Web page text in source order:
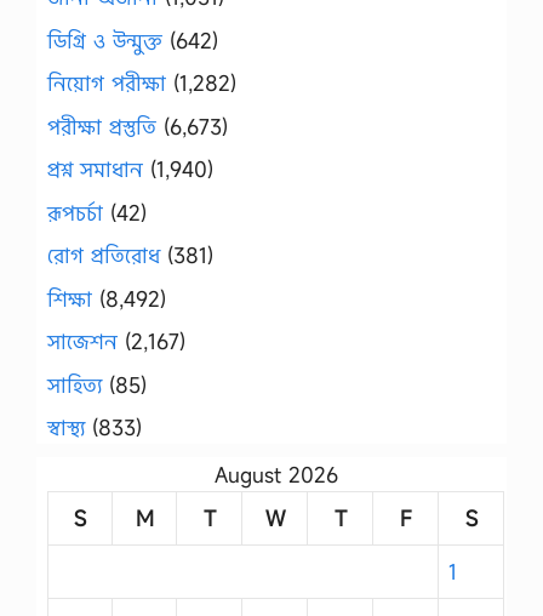
ডিগ্রি ও উন্মুক্ত (642)
নিয়োগ পরীক্ষা (1,282)
পরীক্ষা প্রস্তুতি (6,673)
প্রশ্ন সমাধান (1,940)
রূপচর্চা (42)
রোগ প্রতিরোধ(381)
শিক্ষা (8,492)
সাজেশন (2,167)
সাহিত্য(85)
স্বাস্থ্য(833)
August 2026
S
M T W T F
S
1